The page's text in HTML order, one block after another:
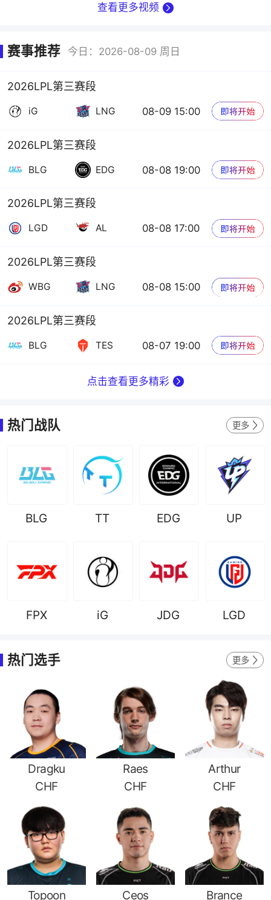
查看更多视频
赛事推荐 今日：2026-08-09 周日
2026LPL第三赛段
iG LNG 08-09 15:00
2026LPL第三赛段
BLG EDG 08-08 19:00
2026LPL第三赛段
LGD AL 08-08 17:00
2026LPL第三赛段
WBG LNG 08-08 15:00
2026LPL第三赛段
BLG TES 08-07 19:00
点击查看更多精彩
热门战队 更多
BLG TT EDG UP
FPX iG JDG LGD
热门选手 更多
Dragku
CHF
Raes
CHF
Arthur
CHF
Topoon Ceos Brance